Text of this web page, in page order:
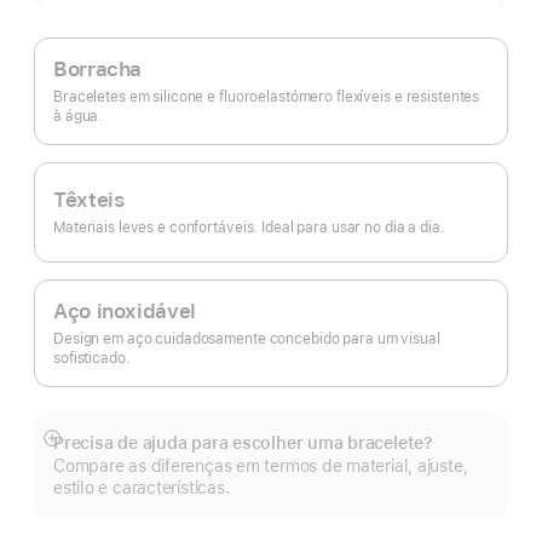
Borracha
Braceletes em silicone e fluoroelastómero flexíveis e resistentes
à água.
Têxteis
Materiais leves e confortáveis. Ideal para usar no dia a dia.
Aço inoxidável
Design em aço cuidadosamente concebido para um visual
sofisticado.
Precisa de ajuda para escolher uma bracelete?
Compare as diferenças em termos de material, ajuste,
estilo e características.
Veja
mais